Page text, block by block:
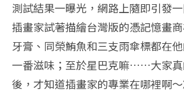
測試結果一曝光，網路上隨即引發
插畫家試著描繪台灣版的憑記憶畫
牙膏、同榮鮪魚和三支雨傘標都在
一番滋味；至於星巴克嘛……大家真
後，才知道插畫家的專業在哪裡啊